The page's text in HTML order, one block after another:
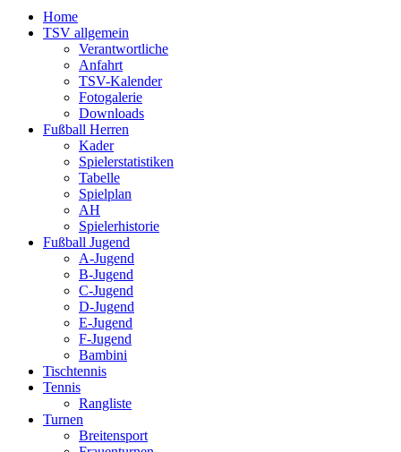
Home
TSV allgemein
Verantwortliche
Anfahrt
TSV-Kalender
Fotogalerie
Downloads
Fußball Herren
Kader
Spielerstatistiken
Tabelle
Spielplan
AH
Spielerhistorie
Fußball Jugend
A-Jugend
B-Jugend
C-Jugend
D-Jugend
E-Jugend
F-Jugend
Bambini
Tischtennis
Tennis
Rangliste
Turnen
Breitensport